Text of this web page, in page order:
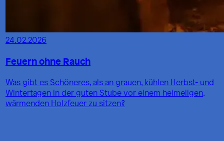
24.02.2026
Feuern ohne Rauch
Was gibt es Schöneres, als an grauen, kühlen Herbst- und
Wintertagen in der guten Stube vor einem heimeligen,
wärmenden Holzfeuer zu sitzen?